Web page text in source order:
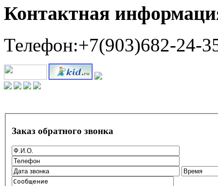
Контактная
Телефон:+7(903)682-24-
Заказ обратного звонка